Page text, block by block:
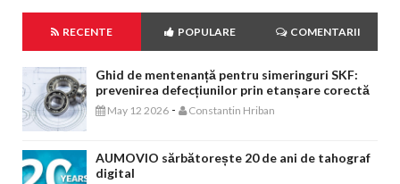
RECENTE POPULARE COMENTARII
Ghid de mentenanță pentru simeringuri SKF:
prevenirea defecțiunilor prin etanșare corectă
May 12 2026 - Constantin Hriban
AUMOVIO sărbătorește 20 de ani de tahograf
digital